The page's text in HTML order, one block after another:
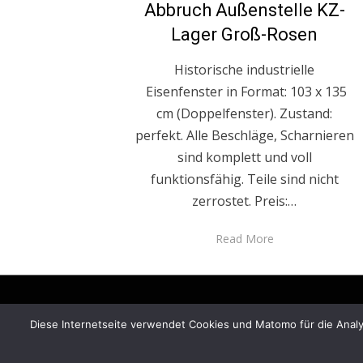
Abbruch Außenstelle KZ-
Lager Groß-Rosen
Historische industrielle
Eisenfenster in Format: 103 x 135
cm (Doppelfenster). Zustand:
perfekt. Alle Beschläge, Scharnieren
sind komplett und voll
funktionsfähig. Teile sind nicht
zerrostet. Preis:…
Read More
Diese Internetseite verwendet Cookies und Matomo für die